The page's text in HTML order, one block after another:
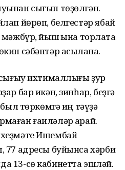
сығып төҙөлгән.
йөрөп, белгестәр ябай
мәжбүр, йыш ҡына торлаҡта
сәбәптәр асыҡлана.
сығыу ихтималлығы ҙур
бар икән, зинһар, беҙгә
төркөмгә иң тәүҙә
ғаиләләр ҡарай.
Ишембай
77 адресы буйынса хәрби
13-сө кабинетта эшләй.